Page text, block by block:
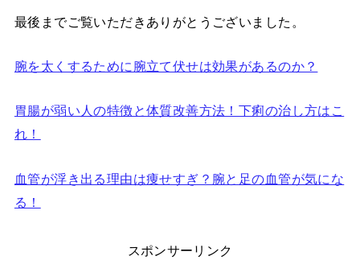
最後までご覧いただきありがとうございました。
腕を太くするために腕立て伏せは効果があるのか？
胃腸が弱い人の特徴と体質改善方法！下痢の治し方はこ
れ！
血管が浮き出る理由は痩せすぎ？腕と足の血管が気にな
る！
スポンサーリンク